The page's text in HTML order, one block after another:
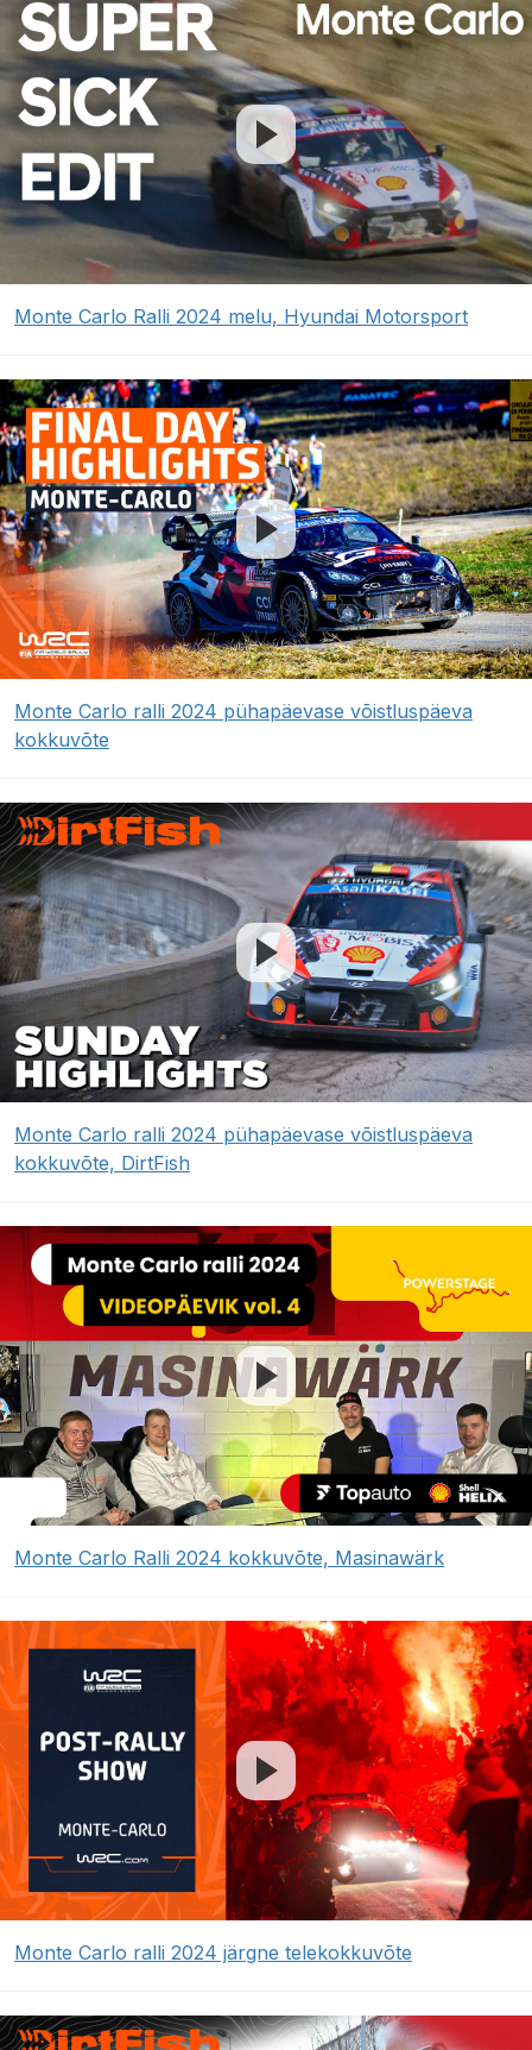
Monte Carlo Ralli 2024 melu, Hyundai Motorsport
Monte Carlo ralli 2024 pühapäevase võistluspäeva
kokkuvõte
Monte Carlo ralli 2024 pühapäevase võistluspäeva
kokkuvõte, DirtFish
Monte Carlo Ralli 2024 kokkuvõte, Masinawärk
Monte Carlo ralli 2024 järgne telekokkuvõte